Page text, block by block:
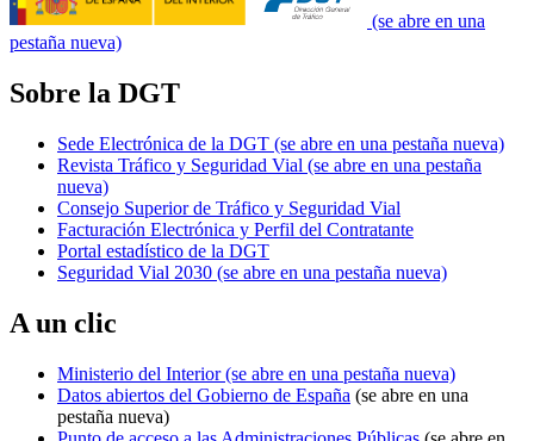
(se abre en una
pestaña nueva)
Sobre la DGT
Sede Electrónica de la DGT (se abre en una pestaña nueva)
Revista Tráfico y Seguridad Vial (se abre en una pestaña
nueva)
Consejo Superior de Tráfico y Seguridad Vial
Facturación Electrónica y Perfil del Contratante
Portal estadístico de la DGT
Seguridad Vial 2030 (se abre en una pestaña nueva)
A un clic
Ministerio del Interior(se abre en una pestaña nueva)
Datos abiertos del Gobierno de España (se abre en una
pestaña nueva)